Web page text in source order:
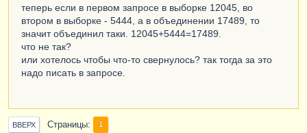
ПередачаТоваровМеждуОрганизациямиТовары.Цена
ПередачаТоваровМеждуОрганизациямиТовары
НДС,
NULL,
NULL
Документ.ПередачаТоваровМеждуОрганизациями.То
вары КАК
теперь если в первом запросе в выборке 12045, во
втором в выборке - 5444, а в объединении 17489, то
значит объединил таки. 12045+5444=17489.
что не так?
или хотелось чтобы что-то свернулось? так тогда за это
надо писать в запросе.
ВВЕРХ Страницы 1